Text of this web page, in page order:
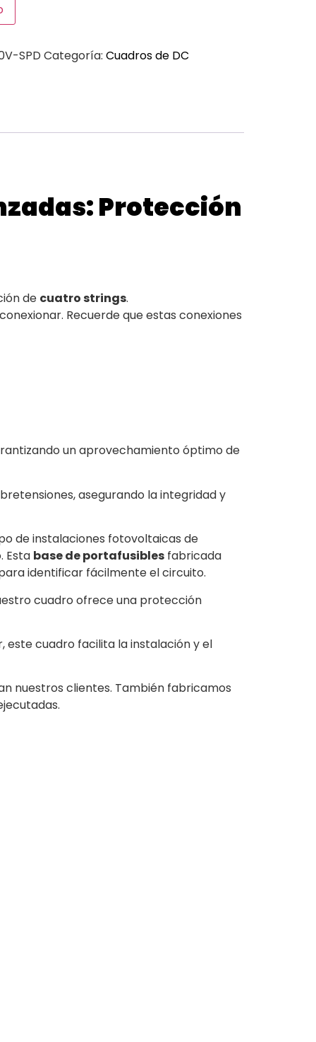
SPD Categoría: Cuadros de DC
Protección
de cuatro strings.
Recuerde que estas conexiones
un aprovechamiento óptimo de
asegurando la integridad y
de instalaciones fotovoltaicas de
Esta base de portafusibles fabricada
identificar fácilmente el circuito.
cuadro ofrece una protección
este cuadro facilita la instalación y el
nuestros clientes. También fabricamos